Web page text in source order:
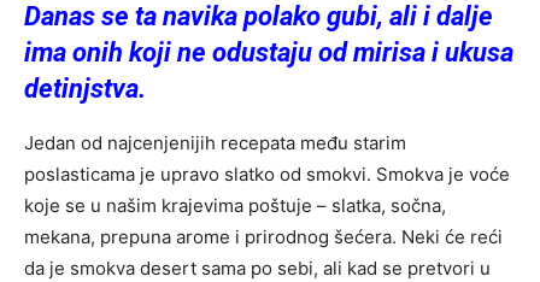
Danas se ta navika polako gubi, ali i dalje
ima onih koji ne odustaju od mirisa i ukusa
detinjstva.
Jedan od najcenjenijih recepata među starim
poslasticama je upravo slatko od smokvi. Smokva je voće
koje se u našim krajevima poštuje – slatka, sočna,
mekana, prepuna arome i prirodnog šećera. Neki će reći
da je smokva desert sama po sebi, ali kad se pretvori u